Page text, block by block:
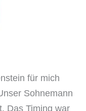
für mich
Sohnemann
Das Timing war